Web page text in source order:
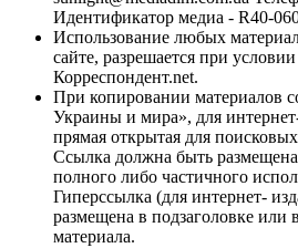
Идентификатор медиа - R40-
Использование любых
сайте, разрешается при
Корреспондент.net.
При копировании материалов
Украины и мира», для
прямая открытая для
Ссылка должна быть
полного либо частичного
Гиперссылка (для интернет-
размещена в подзаголовке или
материала.